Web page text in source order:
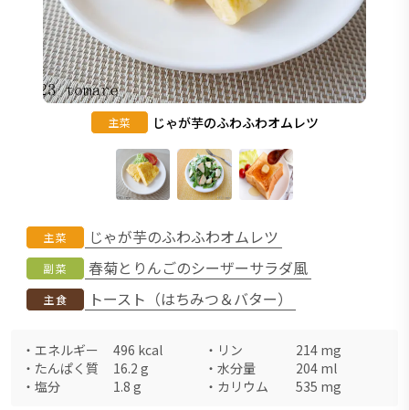
主菜 じゃが芋のふわふわオムレツ
主菜 じゃが芋のふわふわオムレツ
副菜 春菊とりんごのシーザーサラダ風
主食 トースト（はちみつ＆バター）
・ エネルギー 496 kcal ・ リン 214 mg
・ たんぱく質 16.2 g ・ 水分量 204 ml
・ 塩分 1.8 g ・ カリウム 535 mg